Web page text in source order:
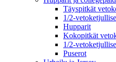
Täyspitkät
1/2-
Hupparit
Kokopitkät
1/2-
Puserot